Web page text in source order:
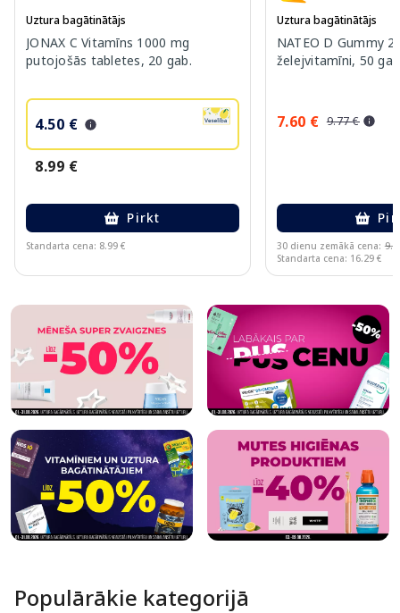
Uztura bagātinātājs
JONAX C Vitamīns 1000 mg
putojošās tabletes, 20 gab.
4.50 €
8.99 €
Pirkt
Standarta cena: 8.99 €
Uztura bagātinātājs
NATEO D Gummy
želejvitamīni, 50
7.60 € 9.77 €
30 dienu zemākā cena:
Standarta cena: 16.29 €
Populārākie kategorijā